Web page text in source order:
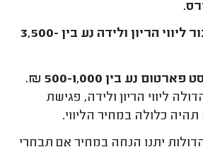
מחיר דולה עבור ליווי הריון ולידה נע בין 3,500-
נע בין 500-1,000 ₪.
ליווי הריון ולידה, פגישת
כלולה במחיר הליווי.
יתנו הנחה במחיר אם תבחרי